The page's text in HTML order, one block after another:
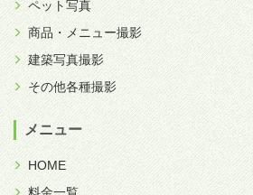
ペット写真
商品・メニュー撮影
建築写真撮影
その他各種撮影
メニュー
HOME